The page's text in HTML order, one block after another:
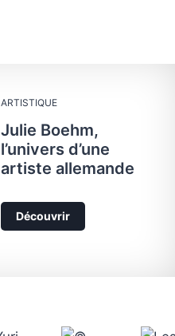
ARTISTIQUE
Julie Boehm,
l’univers d’une
artiste allemande
Découvrir